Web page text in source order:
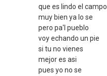
que es lindo el campo
muy bien ya lo se
pero pa'l pueblo
voy echando un pie
si tu no vienes
mejor es asi
pues yo no se